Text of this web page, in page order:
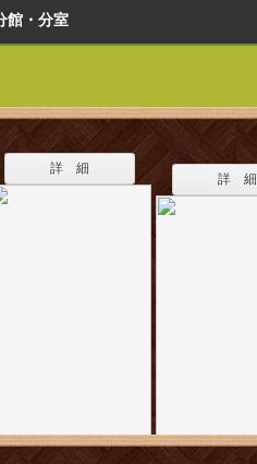
・分室
詳 細
詳 細